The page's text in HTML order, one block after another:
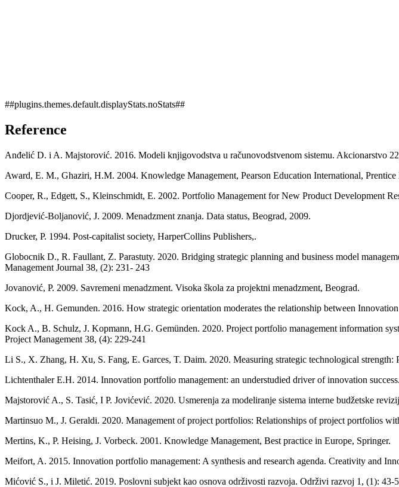
##plugins.themes.default.displayStats.noStats##
Reference
Anđelić D. i A. Majstorović. 2016. Modeli knjigovodstva u računovodstvenom sistemu. Akcionarstvo
Award, E. M., Ghaziri, H.M. 2004. Knowledge Management, Pearson Education International, Prentice
Cooper, R., Edgett, S., Kleinschmidt, E. 2002. Portfolio Management for New Product Development
Djordjević-Boljanović, J. 2009. Menadzment znanja. Data status, Beograd, 2009.
Drucker, P. 1994. Post-capitalist society, HarperCollins Publishers,.
Globocnik D., R. Faullant, Z. Parastuty. 2020. Bridging strategic planning and business model
Management Journal 38, (2): 231- 243
Jovanović, P. 2009. Savremeni menadzment. Visoka škola za projektni menadzment, Beograd.
Kock, A., H. Gemunden. 2016. How strategic orientation moderates the relationship between
Kock A., B. Schulz, J. Kopmann, H.G. Gemünden. 2020. Project portfolio management information
Project Management 38, (4): 229-241
Li S., X. Zhang, H. Xu, S. Fang, E. Garces, T. Daim. 2020. Measuring strategic technological
Lichtenthaler E.H. 2014. Innovation portfolio management: an understudied driver of innovation
Majstorović A., S. Tasić, I P. Jovićević. 2020. Usmerenja za modeliranje sistema interne budžetske
Martinsuo M., J. Geraldi. 2020. Management of project portfolios: Relationships of project portfolios
Mertins, K., P. Heising, J. Vorbeck. 2001. Knowledge Management, Best practice in Europe, Springer.
Meifort, A. 2015. Innovation portfolio management: A synthesis and research agenda. Creativity and
Mićović S., i J. Miletić. 2019. Poslovni subjekt kao osnova održivosti razvoja. Održivi razvoj 1, (1): 43-